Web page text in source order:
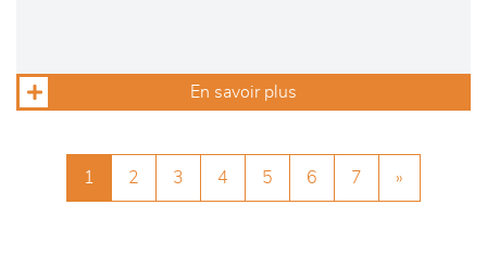
En savoir plus
1 2 3 4 5 6 7 »